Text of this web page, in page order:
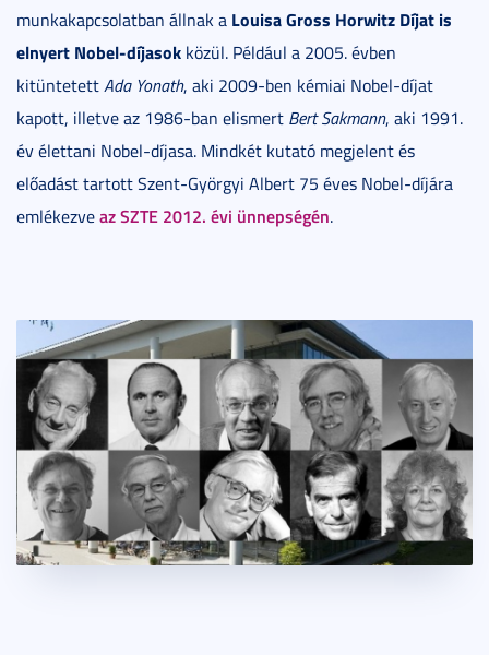
munkakapcsolatban állnak a Louisa Gross Horwitz Díjat is
elnyert Nobel-díjasok közül. Például a 2005. évben
kitüntetettAda Yonath, aki 2009-ben kémiai Nobel-díjat
kapott, illetve az 1986-ban elismert Bert Sakmann, aki 1991.
év élettani Nobel-díjasa. Mindkét kutató megjelent és
előadást tartott Szent-Györgyi Albert 75 éves Nobel-díjára
emlékezveaz SZTE 2012. évi ünnepségén.